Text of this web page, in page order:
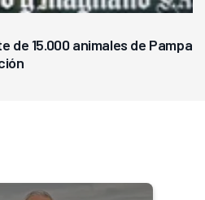
de 15.000 animales de Pampa